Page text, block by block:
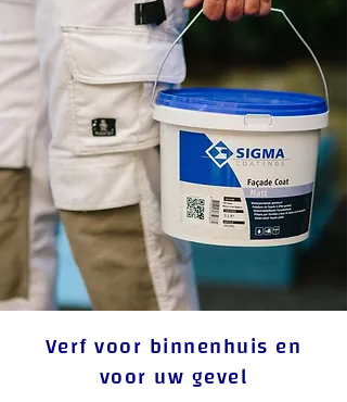
Verf voor binnenhuis en
voor uw gevel